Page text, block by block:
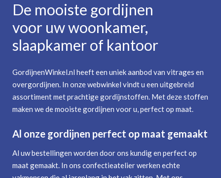
De mooiste gordijnen
voor uw woonkamer,
slaapkamer of kantoor
GordijnenWinkel.nl heeft een uniek aanbod van vitrages en
overgordijnen. In onze webwinkel vindt u een uitgebreid
assortiment met prachtige gordijnstoffen. Met deze stoffen
maken we de mooiste gordijnen voor u, perfect op maat.
Al onze gordijnen perfect op maat gemaakt
Al uw bestellingen worden door ons kundig en perfect op
maat gemaakt. In ons confectieatelier werken echte